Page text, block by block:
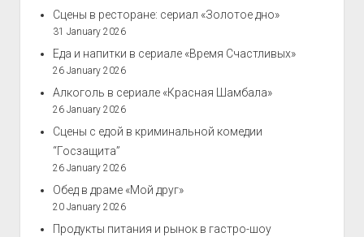
Сцены в ресторане: сериал «Золотое дно»
31 January 2026
Еда и напитки в сериале «Время Счастливых»
26 January 2026
Алкоголь в сериале «Красная Шамбала»
26 January 2026
Сцены с едой в криминальной комедии
“Госзащита”
26 January 2026
Обед в драме «Мой друг»
20 January 2026
Продукты питания и рынок в гастро-шоу